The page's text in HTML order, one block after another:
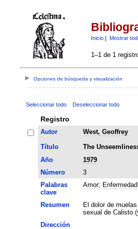
Inicio| Mostrar
1–1 de 1
Opciones de búsqueda y visualización
Seleccionar todo Deseleccionar todo
Registro
Autor
West, Geoffrey
Título
The
Año
1979
Número
3
Palabras
clave
Amor;
Resumen
El dolor de
sexual de Calisto
Dirección